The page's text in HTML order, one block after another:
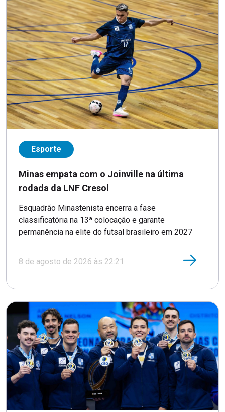
Esporte
Minas empata com o Joinville na última
rodada da LNF Cresol
Esquadrão Minastenista encerra a fase
classificatória na 13ª colocação e garante
permanência na elite do futsal brasileiro em 2027
8 de agosto de 2026 às 22:21